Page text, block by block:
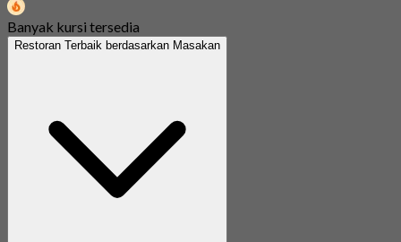
Banyak kursi tersedia
Restoran Terbaik berdasarkan Masakan